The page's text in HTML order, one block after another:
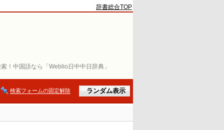
！中国語なら「Weblio日中中日辞典」
辞書総合TOP
検索フォームの固定解除